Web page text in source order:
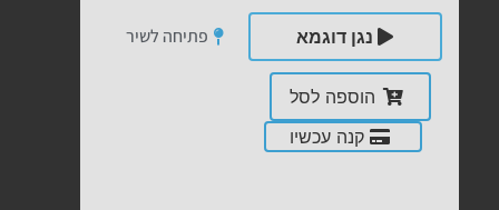
נגן דוגמא פתיחה לשיר
הוספה לסל
קנה עכשיו